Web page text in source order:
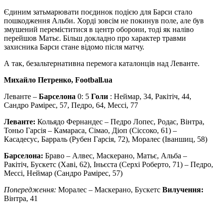
Єдиним затьмарювати поєдинок подією для Барси стало
пошкодження Альби. Хорді зовсім не покинув поле, але був
змушений переміститися в центр оборони, тоді як наліво
перейшов Матьє. Більш докладно про характер травми
захисника Барси стане відомо після матчу.
А так, безальтернативна перемога каталонців над Леванте.
Михайло Петренко, Football.ua
Леванте – Барселона 0: 5 Голи : Неймар, 34, Ракітіч, ​​44,
Сандро Рамірес, 57, Педро, 64, Мессі, 77
Леванте: Кольядо Фернандес – Педро Лопес, Родас, Вінтра,
Тоньо Гарсія – Камараса, Сімао, Діоп (Сіссоко, 61) –
Касадесус, Барраль (Рубен Гарсія, 72), Моралес (Іваншиц, 58)
Барселона: Браво – Алвес, Маскерано, Матьє, Альба –
Ракітіч, ​​Бускетс (Хаві, 62), Іньєста (Серхі Роберто, 71) – Педро,
Мессі, Неймар (Сандро Рамірес, 57)
Попередження: Моралес – Маскерано, Бускетс Вилучення:
Вінтра, 41